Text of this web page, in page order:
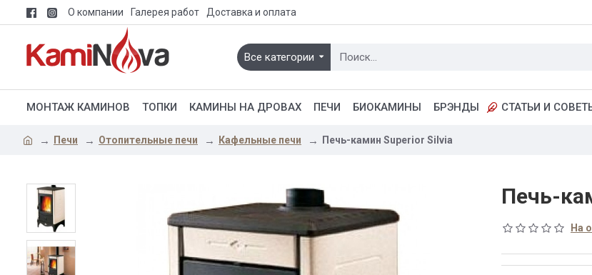
О компании Галерея работ Доставка и оплата
Все категории
МОНТАЖ КАМИНОВ ТОПКИ КАМИНЫ НА ДРОВАХ ПЕЧИ БИОКАМИНЫ БРЭНДЫ СТАТЬИ И
Печи Отопительные печи Кафельные печи Печь-камин Superior Silvia
Печь-
На